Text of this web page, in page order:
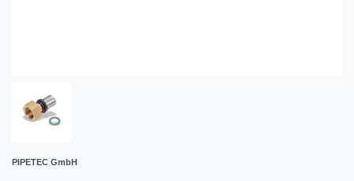
PIPETEC GmbH